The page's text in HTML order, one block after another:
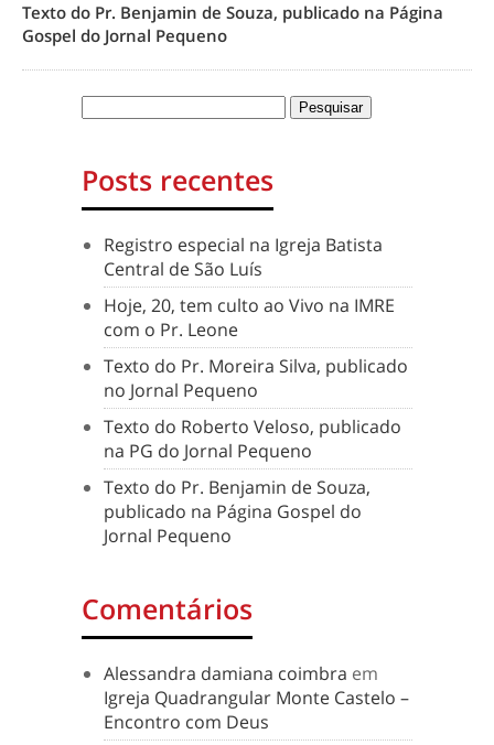
Texto do Pr. Benjamin de Souza, publicado na Página
Gospel do Jornal Pequeno
Posts recentes
Registro especial na Igreja Batista
Central de São Luís
Hoje, 20, tem culto ao Vivo na IMRE
com o Pr. Leone
Texto do Pr. Moreira Silva, publicado
no Jornal Pequeno
Texto do Roberto Veloso, publicado
na PG do Jornal Pequeno
Texto do Pr. Benjamin de Souza,
publicado na Página Gospel do
Jornal Pequeno
Comentários
Alessandra damiana coimbra em
Igreja Quadrangular Monte Castelo –
Encontro com Deus